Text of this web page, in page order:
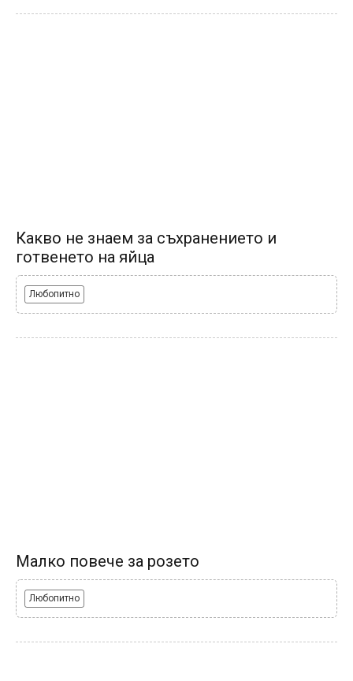
Какво не знаем за съхранението и
готвенето на яйца
Любопитно
Малко повече за розето
Любопитно